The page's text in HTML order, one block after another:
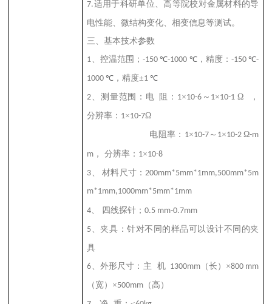
7.适用于科研单位、高等院校对金属材料的导
电性能、微结构变化、相变信息等测试。
三、基本技术参数
1 、控温范围；-150℃-1000 ℃，精度：-150℃-
1000℃ ，精度±1℃
2 、测量范围：电 阻： 1×10-6～ 1×10-1Ω ，
分辨率： 1×10-7Ω
电阻率： 1×10-7～ 1×10-2Ω-m
m ， 分辨率： 1×10-8
3 材料尺寸： 200mm*5mm*1mm,500mm*5m
m*1mm,1000mm*5mm*1mm
4 四线探针；0.5 mm-0.7mm
5 、夹具：针对不同的样品可以设计不同的夹
具
6 、外形尺寸：主 机 1300mm（长）×800 mm
（宽）×500mm （高）